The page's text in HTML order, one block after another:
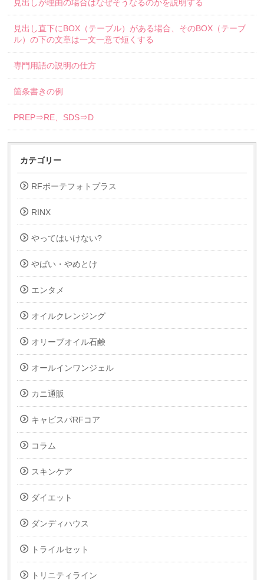
見出しが理由の場合はなぜそうなるのかを説明する
見出し直下にBOX（テーブル）がある場合、そのBOX（テーブ
ル）の下の文章は一文一意で短くする
専門用語の説明の仕方
箇条書きの例
PREP⇒RE、SDS⇒D
カテゴリー
RFボーテフォトプラス
RINX
やってはいけない?
やばい・やめとけ
エンタメ
オイルクレンジング
オリーブオイル石鹸
オールインワンジェル
カニ通販
キャビスパRFコア
コラム
スキンケア
ダイエット
ダンディハウス
トライルセット
トリニティライン